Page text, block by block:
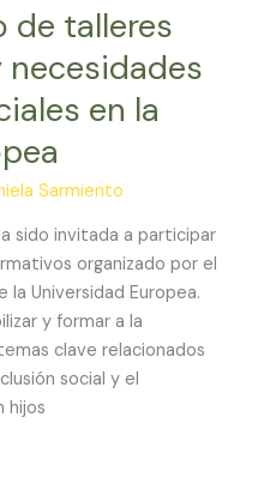
de talleres
en la
Sarmiento
sido invitada a participar
organizado por el
Universidad Europea.
y formar a la
clave relacionados
social y el
hijos